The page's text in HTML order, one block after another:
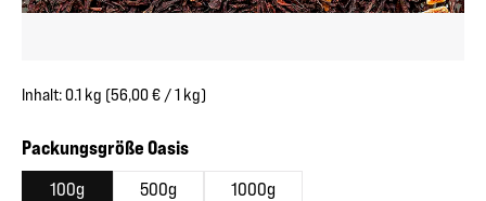
Inhalt:0.1 kg (56,00 € / 1 kg)
Packungsgröße Oasisauswählen
100g 500g 1000g